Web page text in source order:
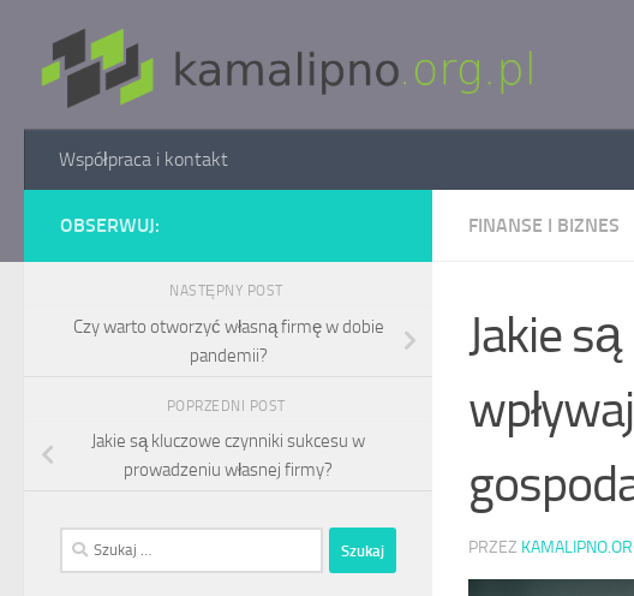
Skip to content
Współpraca i kontakt
FINANSE I BIZNES
Jakie
PRZEZ
OBSERWUJ:
NASTĘPNY POST
Czy warto otworzyć własną firmę w dobie
pandemii?
POPRZEDNI POST
Jakie są kluczowe czynniki sukcesu w
prowadzeniu własnej firmy?
Szukaj: